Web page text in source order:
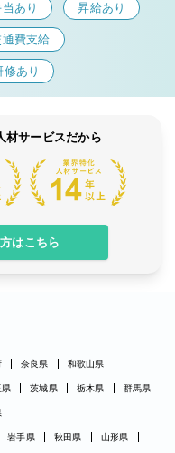
あり 昇給あり
通費支給
修あり
材サービスだから
はこちら
奈良県 和歌山県
県 茨城県 栃木県 群馬県
岩手県 秋田県
山形県